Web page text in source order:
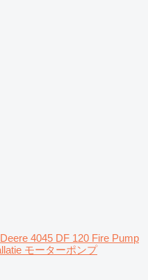
4045 DF 120 Fire Pump
モーターポンプ